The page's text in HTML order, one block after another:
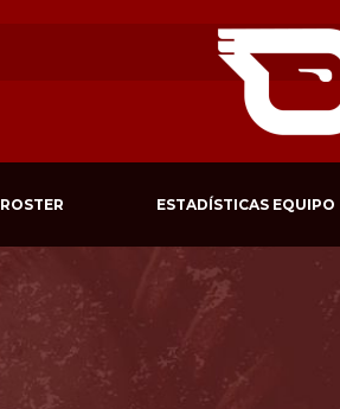
ROSTER ESTADÍSTICAS EQUIPO